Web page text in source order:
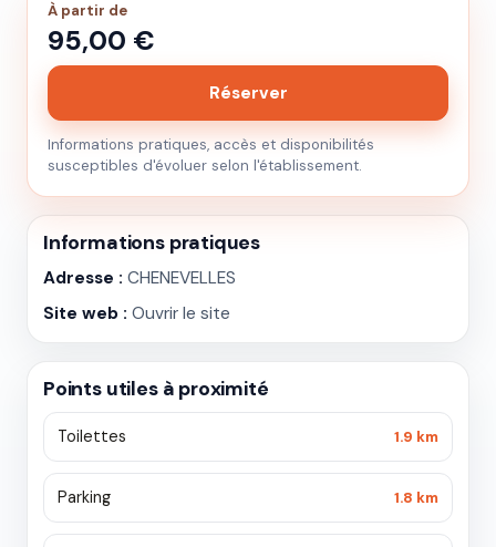
À partir de
95,00 €
Réserver
Informations pratiques, accès et disponibilités
susceptibles d'évoluer selon l'établissement.
Informations pratiques
Adresse : CHENEVELLES
Site web : Ouvrir le site
Points utiles à proximité
Toilettes 1.9 km
Parking 1.8 km